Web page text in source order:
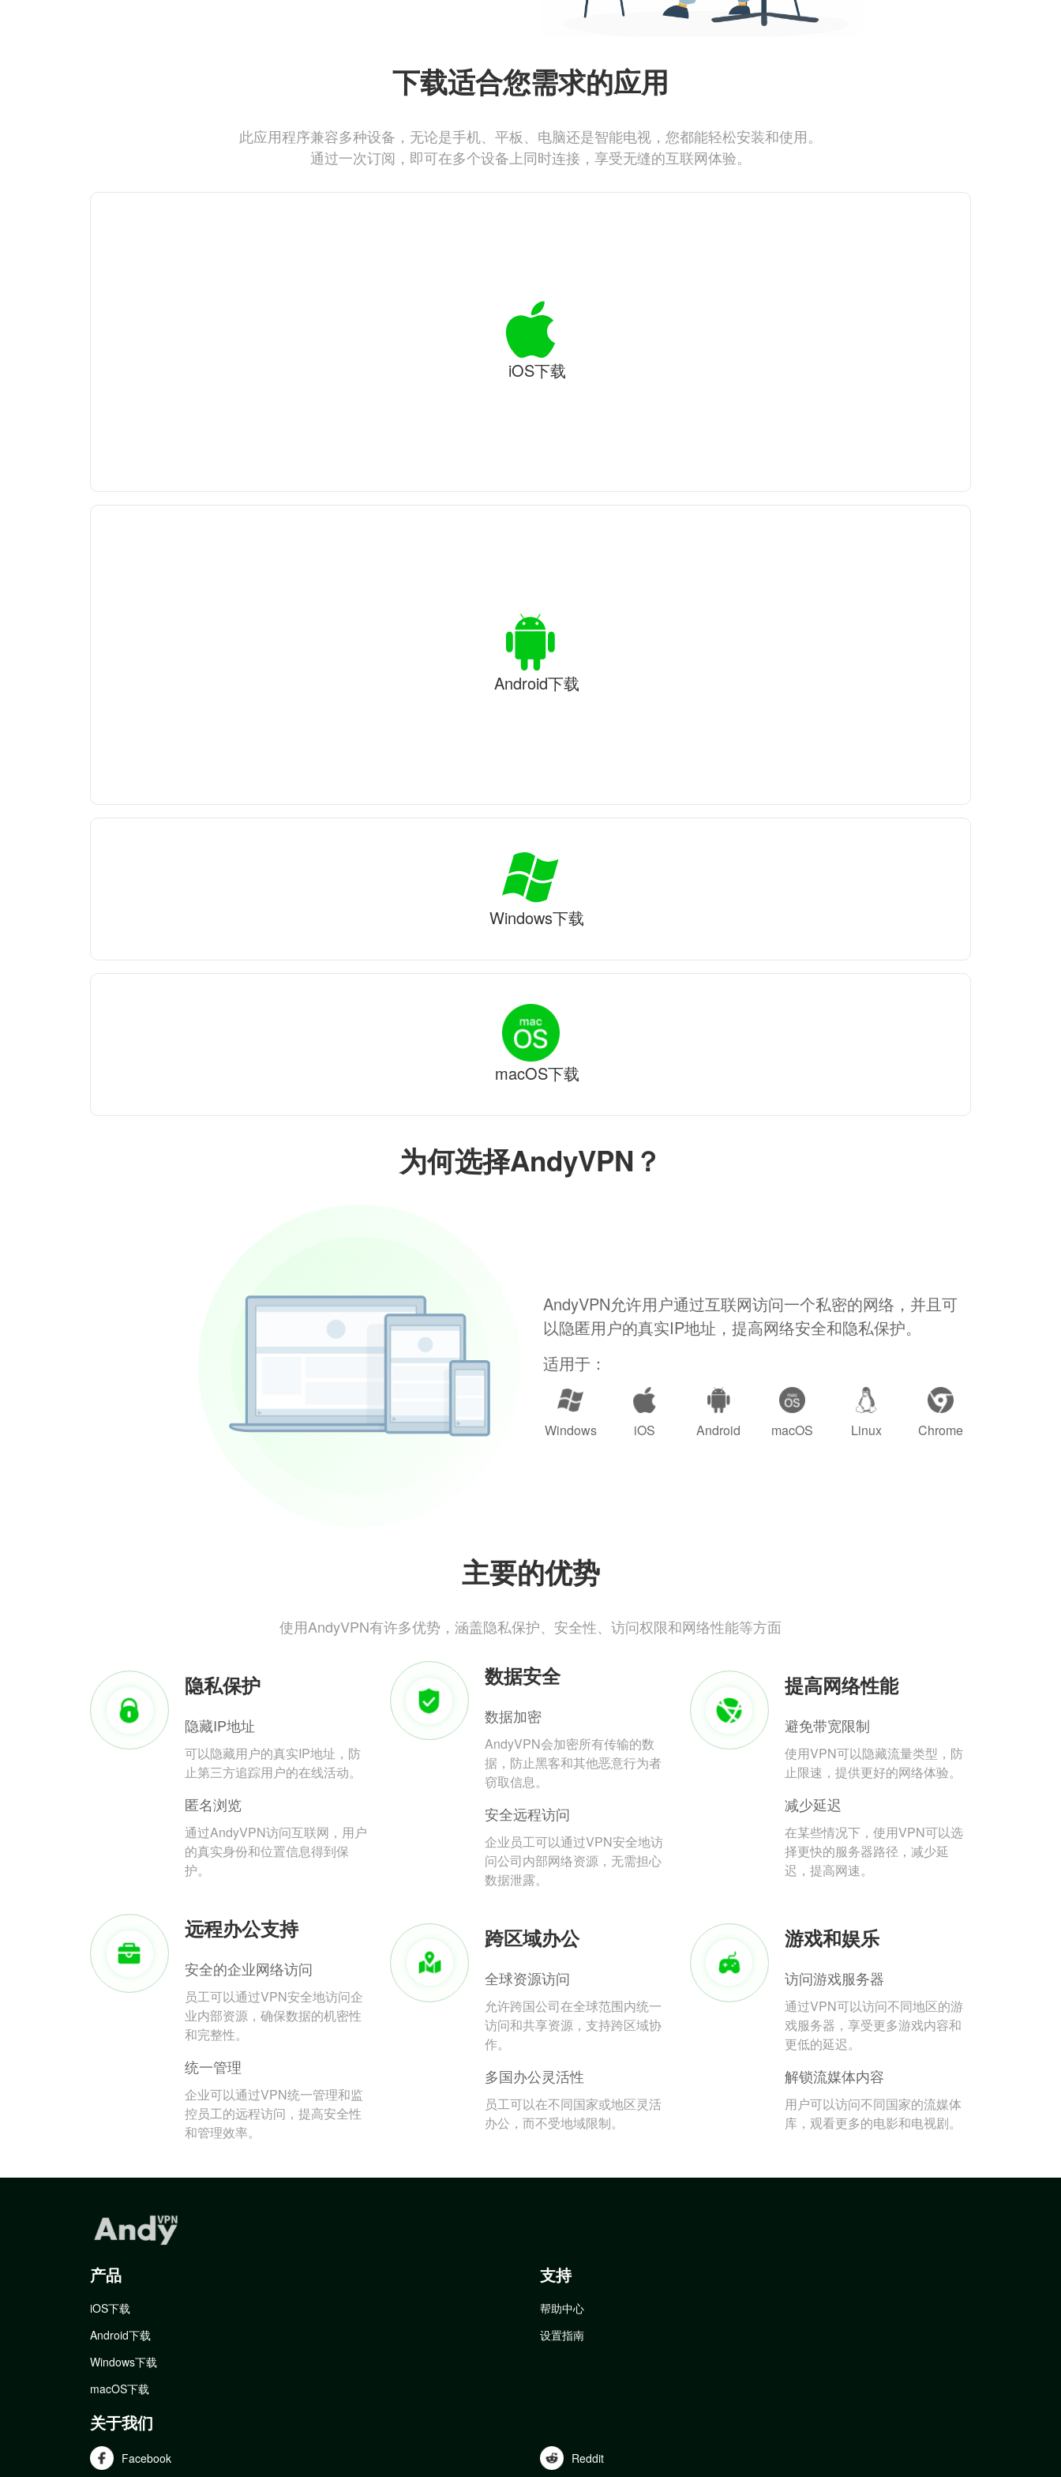
为何选择AndyVPN？
AndyVPN允许用户通过互联网访问一个私密的网络，并且可
以隐匿用户的真实IP地址，提高网络安全和隐私保护。
适用于：
Windows iOS Android macOS Linux Chrome
主要的优势
使用AndyVPN有许多优势，涵盖隐私保护、安全性、访问权限和网络性能等方面
隐私保护
隐藏IP地址
可以隐藏用户的真实IP地址，防
止第三方追踪用户的在线活动。
匿名浏览
通过AndyVPN访问互联网，用户
的真实身份和位置信息得到保
护。
数据安全
数据加密
AndyVPN会加密所有传输的数
据，防止黑客和其他恶意行为者
窃取信息。
安全远程访问
企业员工可以通过VPN安全地访
问公司内部网络资源，无需担心
数据泄露。
提高网络性能
避免带宽限制
使用VPN可以隐藏流量类型，防
止限速，提供更好的网络体验。
减少延迟
在某些情况下，使用VPN可以选
择更快的服务器路径，减少延
迟，提高网速。
远程办公支持
安全的企业网络访问
员工可以通过VPN安全地访问企
业内部资源，确保数据的机密性
和完整性。
统一管理
企业可以通过VPN统一管理和监
控员工的远程访问，提高安全性
和管理效率。
跨区域办公
全球资源访问
允许跨国公司在全球范围内统一
访问和共享资源，支持跨区域协
作。
多国办公灵活性
员工可以在不同国家或地区灵活
办公，而不受地域限制。
游戏和娱乐
访问游戏服务器
通过VPN可以访问不同地区的游
戏服务器，享受更多游戏内容和
更低的延迟。
解锁流媒体内容
用户可以访问不同国家的流媒体
库，观看更多的电影和电视剧。
下载适合您需求的应用
此应用程序兼容多种设备，无论是手机、平板、电脑还是智能电视，您都能轻松安装和使用。
通过一次订阅，即可在多个设备上同时连接，享受无缝的互联网体验。
iOS下载
Android下载
Windows下载
macOS下载
产品
iOS下载
Android下载
Windows下载
macOS下载
支持
帮助中心
设置指南
关于我们
Facebook Reddit